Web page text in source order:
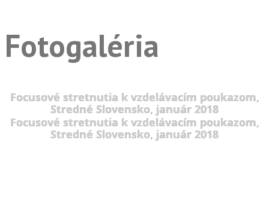
Fotogaléria
Focusové stretnutia k vzdelávacím poukazom,
Stredné Slovensko, január 2018
Focusové stretnutia k vzdelávacím poukazom,
Stredné Slovensko, január 2018